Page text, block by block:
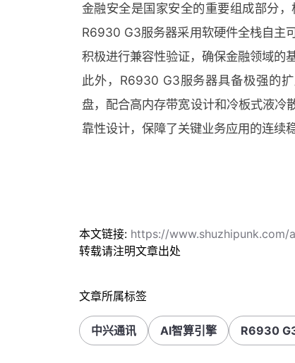
金融安全是国家安全的重要组成部分
R6930 G3服务器采用软硬件全栈自主
积极进行兼容性验证，确保金融领域的
此外，R6930 G3服务器具备极强的
盘，配合高内存带宽设计和冷板式液
靠性设计，保障了关键业务应用的连续
本文链接: https://www.shuzhipunk.com/
转载请注明文章出处
文章所属标签
中兴通讯 AI智算引擎 R6930